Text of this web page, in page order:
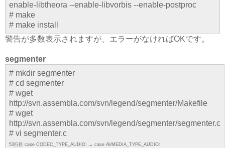
enable-libtheora --enable-libvorbis --enable-postproc
# make
# make install
警告が多数表示されますが、エラーがなければOKです。
segmenter
# mkdir segmenter
# cd segmenter
# wget
http://svn.assembla.com/svn/legend/segmenter/Makefile
# wget
http://svn.assembla.com/svn/legend/segmenter/segmenter.c
# vi segmenter.c
53行目 case CODEC_TYPE_AUDIO: → case AVMEDIA_TYPE_AUDIO: